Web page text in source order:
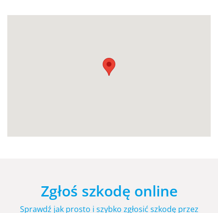
Zgłoś szkodę online
Sprawdź jak prosto i szybko zgłosić szkodę przez